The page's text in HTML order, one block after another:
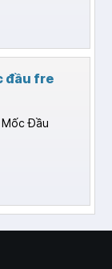
đầu fre
Đầu